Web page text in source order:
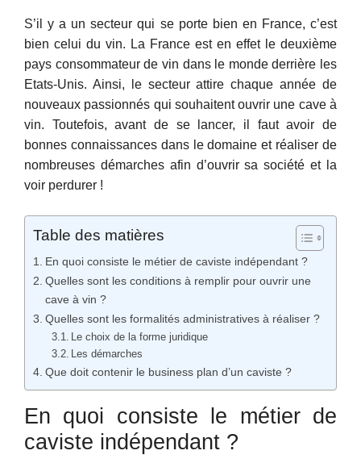
S’il y a un secteur qui se porte bien en France, c’est
bien celui du vin. La France est en effet le deuxième
pays consommateur de vin dans le monde derrière les
Etats-Unis. Ainsi, le secteur attire chaque année de
nouveaux passionnés qui souhaitent ouvrir une cave à
vin. Toutefois, avant de se lancer, il faut avoir de
bonnes connaissances dans le domaine et réaliser de
nombreuses démarches afin d’ouvrir sa société et la
voir perdurer !
Table des matières
En quoi consiste le métier de caviste indépendant ?
Quelles sont les conditions à remplir pour ouvrir une
cave à vin ?
Quelles sont les formalités administratives à réaliser ?
Le choix de la forme juridique
Les démarches
Que doit contenir le business plan d’un caviste ?
En quoi consiste le métier de
caviste indépendant ?